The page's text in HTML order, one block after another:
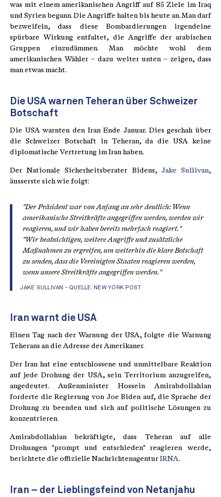
was mit einem amerikanischen Angriff auf 85 Ziele im Iraq
und Syrien begann. Die Angriffe halten bis heute an. Man darf
bezweifeln, dass diese Bombardierungen irgendeine
spürbare Wirkung entfaltet, die Angriffe der arabischen
Gruppen einzudämmen. Man möchte wohl dem
amerikanischen Wähler – dazu weiter unten – zeigen, dass
man etwas macht.
Die USA warnen Teheran über Schweizer
Botschaft
Die USA warnten den Iran Ende Januar. Dies geschah über
die Schweizer Botschaft in Teheran, da die USA keine
diplomatische Vertretung im Iran haben.
Der Nationale Sicherheitsberater Bidens, Jake Sullivan,
äusserste sich wie folgt:
"Der Präsident war von Anfang an sehr deutlich: Wenn
amerikanische Streitkräfte angegriffen werden, werden wir
reagieren, und wir haben bereits mehrfach reagiert."
"Wir beabsichtigen, weitere Angriffe und zusätzliche
Maßnahmen zu ergreifen, um weiterhin die klare Botschaft
zu senden, dass die Vereinigten Staaten reagieren werden,
wenn unsere Streitkräfte angegriffen werden."
JAKE SULLIVAN - QUELLE:NEW YORK POST
Iran warnt die USA
Einen Tag nach der Warnung der USA, folgte die Warnung
Teherans an die Adresse der Amerikaner.
Der Iran hat eine entschlossene und unmittelbare Reaktion
auf jede Drohung der USA, sein Territorium anzugreifen,
angedeutet. Außenminister Hossein Amirabdollahian
forderte die Regierung von Joe Biden auf, die Sprache der
Drohung zu beenden und sich auf politische Lösungen zu
konzentrieren.
Amirabdollahian bekräftigte, dass Teheran auf alle
Drohungen "prompt und entschieden" reagieren werde,
berichtete die offizielle Nachrichtenagentur IRNA.
Iran – der Lieblingsfeind von Netanjahu